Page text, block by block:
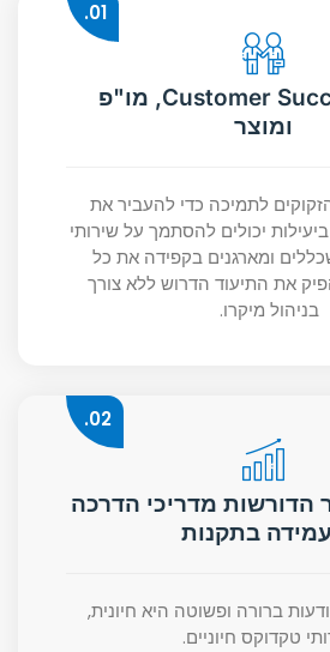
צוותי Customer Success, מו"פ
ומוצר
לתמיכה כדי להעביר את
יכולים להסתמך על שירותי
ומארגנים בקפידה את כל
את התיעוד הדרוש ללא צורך
בניהול מיקרו.
02.
הדורשות מדריכי הדרכה
בתקנות
ברורה ופשוטה היא חיונית,
טקדוקס חיוניים.